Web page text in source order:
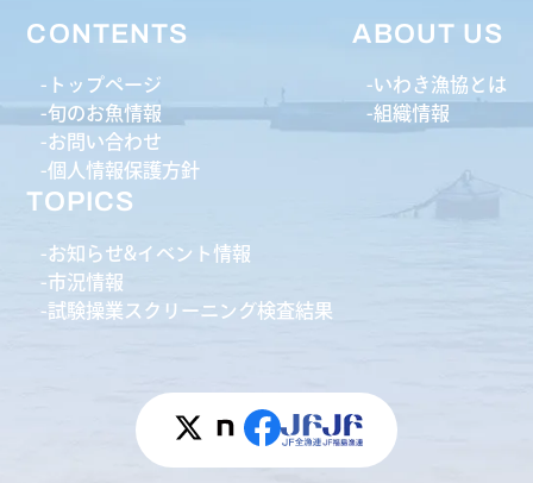
CONTENTS
トップページ
旬のお魚情報
お問い合わせ
個人情報保護方針
ABOUT US
いわき漁協とは
組織情報
TOPICS
お知らせ&イベント情報
市況情報
試験操業スクリーニング検査結果